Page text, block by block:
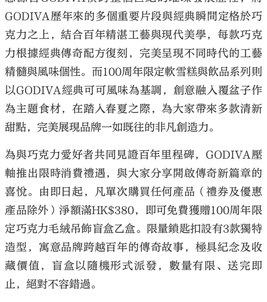
GODIVA歷年來的多個重要片段與經典瞬間定格於巧
克力之上，結合百年精湛工藝與現代美學，每款巧克
力根據經典傳奇配方復刻，完美呈現不同時代的工藝
精髓與風味個性。而100周年限定軟雪糕與飲品系列則
以GODIVA經典可可風味為基調，創意融入覆盆子作
為主題食材，在踏入春夏之際，為大家帶來多款清新
甜點，完美展現品牌一如既往的非凡創造力。
為與巧克力愛好者共同見證百年里程碑，GODIVA壓
軸推出限時消費禮遇，與大家分享開啟傳奇新篇章的
喜悅。由即日起，凡單次購買任何產品（禮券及優惠
產品除外）淨額滿HK$380，即可免費獲贈100周年限
定巧克力毛絨吊飾盲盒乙盒。限量鎖匙扣設有3款獨特
造型，寓意品牌跨越百年的傳奇故事，極具紀念及收
藏價值，盲盒以隨機形式派發，數量有限、送完即
止，絕對不容錯過。